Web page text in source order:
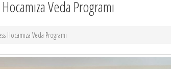
Veda Programı
Hocamıza Veda Programı